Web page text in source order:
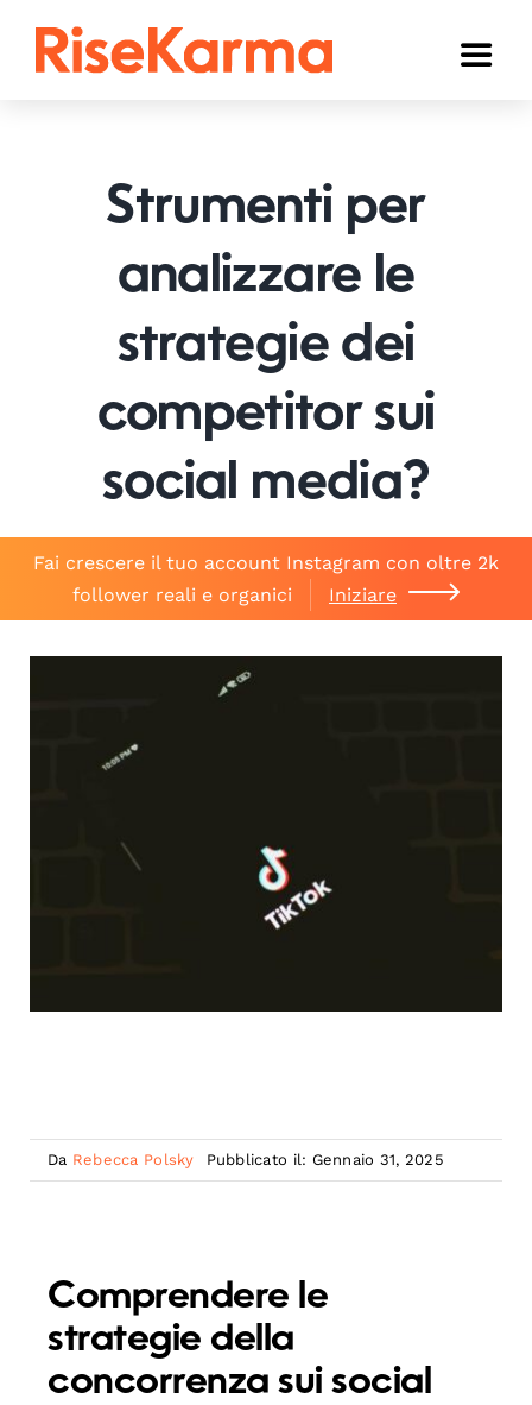
Toggle
TikTok
YouTube
Twitter (𝕏)
Altri
Strumenti per
analizzare le
strategie dei
competitor sui
social media?
Fai crescere il tuo account Instagram con oltre 2k
follower reali e organici
Iniziare
Da Rebecca Polsky Pubblicato il: Gennaio 31, 2025
Comprendere le
strategie della
concorrenza sui social